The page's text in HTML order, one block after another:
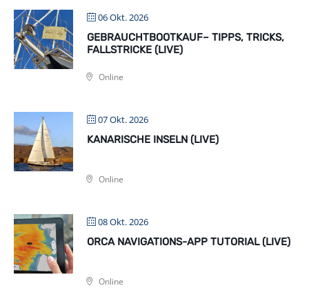
06 Okt. 2026
GEBRAUCHTBOOTKAUF– TIPPS, TRICKS,
FALLSTRICKE (LIVE)
Online
07 Okt. 2026
KANARISCHE INSELN (LIVE)
Online
08 Okt. 2026
ORCA NAVIGATIONS-APP TUTORIAL (LIVE)
Online